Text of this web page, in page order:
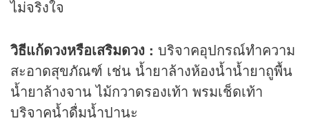
ไม่จริงใจ
วิธีแก้ดวงหรือเสริมดวง : บริจาคอุปกรณ์ทำความ
สะอาดสุขภัณฑ์ เช่น น้ำยาล้างห้องน้ำน้ำยาถูพื้น
น้ำยาล้างจาน ไม้กวาดรองเท้า พรมเช็ดเท้า
บริจาคน้ำดื่มน้ำปานะ